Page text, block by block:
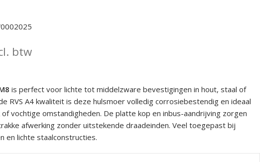
btw
is perfect voor lichte tot middelzware bevestigingen in hout, staal of
RVS A4 kwaliteit is deze hulsmoer volledig corrosiebestendig en ideaal
vochtige omstandigheden. De platte kop en inbus-aandrijving zorgen
afwerking zonder uitstekende draadeinden. Veel toegepast bij
en lichte staalconstructies.